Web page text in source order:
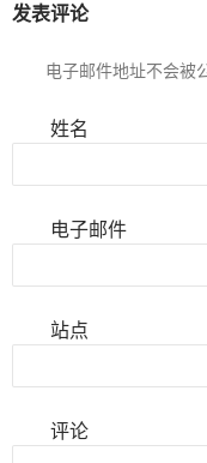
发表评论
电子邮件地址不会被
姓名
电子邮件
站点
评论